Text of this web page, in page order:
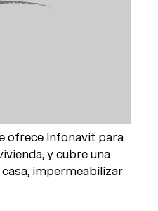
ofrece Infonavit para
y cubre una
impermeabilizar